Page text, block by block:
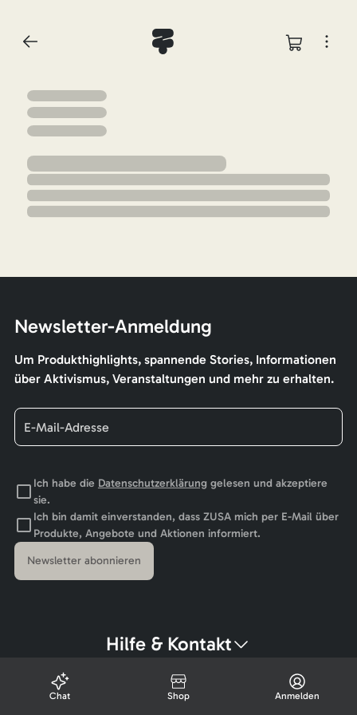
Newsletter-Anmeldung
Um Produkthighlights, spannende Stories, Informationen
über Aktivismus, Veranstaltungen und mehr zu erhalten.
Ich habe die Datenschutzerklärunggelesen und akzeptiere
sie.
Ich bin damit einverstanden, dass ZUSA mich per E-Mail über
Produkte, Angebote und Aktionen informiert.
Newsletter abonnieren
Hilfe & Kontakt
Chat Shop Anmelden